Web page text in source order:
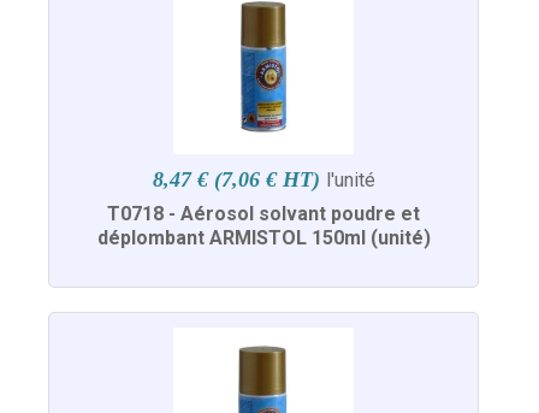
8,47 € (7,06 € HT) l'unité
T0718 - Aérosol solvant poudre et
déplombant ARMISTOL 150ml (unité)